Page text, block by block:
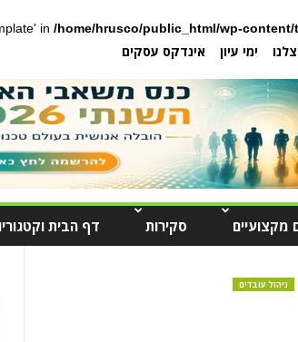
in /home/hrusco/public_html/wp-
ימי עיון אינדקס עסקים
מקצועיים סקירות דף הבית
ניהול עובדים